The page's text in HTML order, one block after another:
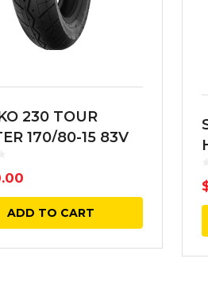
230 TOUR
170/80-15 83V
ADD TO CART